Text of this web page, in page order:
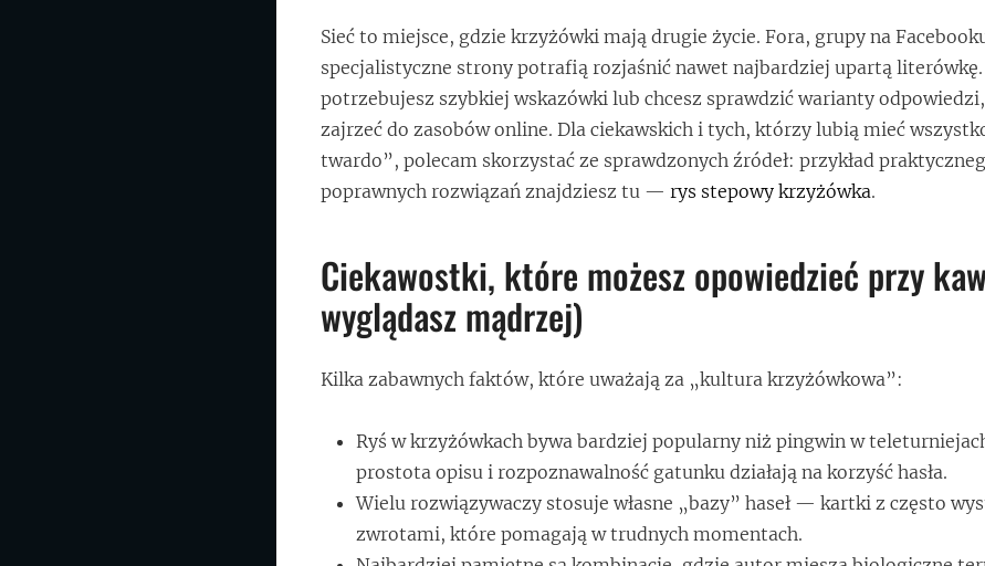
Sieć to miejsce, gdzie krzyżówki mają drugie życie. Fora, grupy na
specjalistyczne strony potrafią rozjaśnić nawet najbardziej upartą literówkę.
potrzebujesz szybkiej wskazówki lub chcesz sprawdzić warianty
zajrzeć do zasobów online. Dla ciekawskich i tych, którzy lubią mieć
twardo”, polecam skorzystać ze sprawdzonych źródeł: przykład
poprawnych rozwiązań znajdziesz tu — rys stepowy krzyżówka.
Ciekawostki, które możesz opowiedzieć przy
wyglądasz mądrzej)
Kilka zabawnych faktów, które uważają za „kultura krzyżówkowa”:
Ryś w krzyżówkach bywa bardziej popularny niż pingwin w
prostota opisu i rozpoznawalność gatunku działają na korzyść hasła.
Wielu rozwiązywaczy stosuje własne „bazy” haseł — kartki z często
zwrotami, które pomagają w trudnych momentach.